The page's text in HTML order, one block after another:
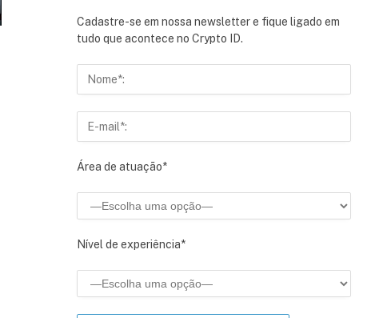
Cadastre-se em nossa newsletter e fique ligado em
tudo que acontece no Crypto ID.
Área de atuação*
Nível de experiência*